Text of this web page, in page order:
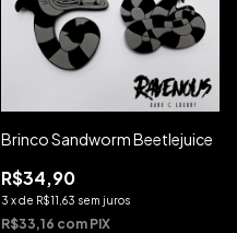
Brinco Sandworm Beetlejuice
R$34,90
3 xde R$11,63 sem juros
R$33,16 com PIX